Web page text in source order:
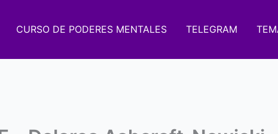
CURSO DE PODERES MENTALES TELEGRAM